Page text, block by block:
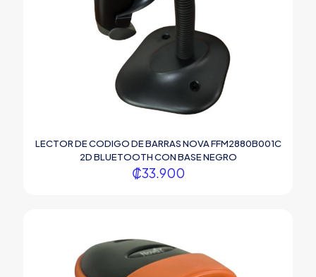
LECTOR DE CODIGO DE BARRAS NOVA FFM2880B001C
2D BLUETOOTH CON BASE NEGRO
₡33.900